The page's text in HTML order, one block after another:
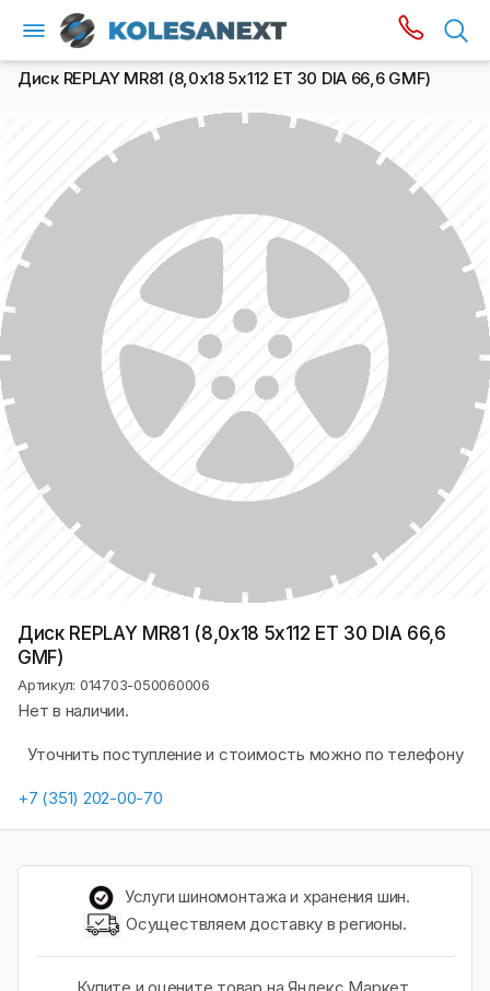
Диск REPLAY MR81 (8,0х18 5x112 ET 30 DIA 66,6 GMF)
Диск REPLAY MR81 (8,0х18 5x112 ET 30 DIA 66,6
GMF)
Артикул: 014703-050060006
Нет в наличии.
Уточнить поступление и стоимость можно по телефону
+7 (351) 202-00-70
Услуги шиномонтажа и хранения шин.
Осуществляем доставку в регионы.